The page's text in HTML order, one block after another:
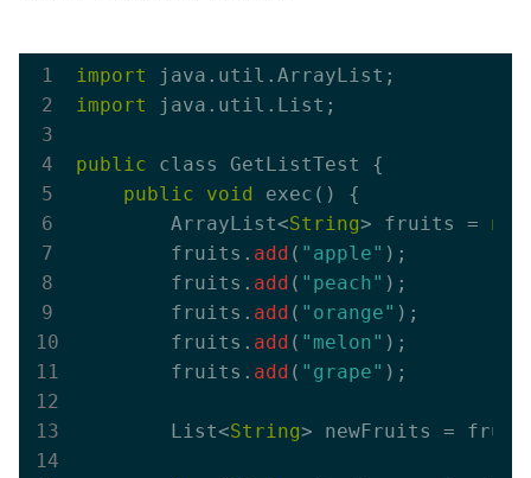
import
import
java.util.List;
public class GetListTest {
public
void
exec() {
        ArrayList<
String> fruits = new
        fruits.
add ( "apple" );
        fruits.
add ( "peach" );
        fruits.
add ( "orange" );
        fruits.
add ( "melon" );
        fruits.
add ( "grape" );
        List<
String> newFruits =